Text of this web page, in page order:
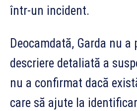
într-un incident.
Deocamdată, Garda nu a
descriere detaliată a
nu a confirmat dacă
care să ajute la